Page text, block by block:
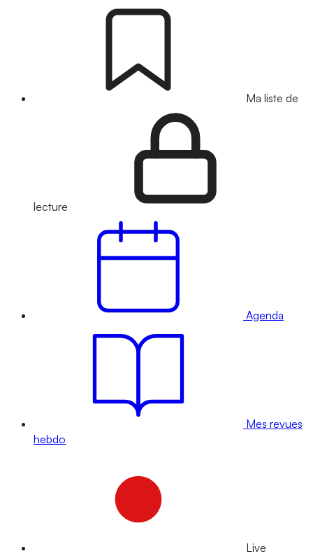
Ma liste de
lecture
Agenda
Mes revues
hebdo
Live